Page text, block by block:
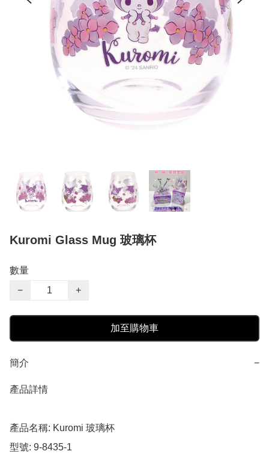
Kuromi Glass Mug 玻璃杯
數量
−
+
加至購物車
簡介 −
產品詳情
產品名稱: Kuromi 玻璃杯
型號: 9-8435-1